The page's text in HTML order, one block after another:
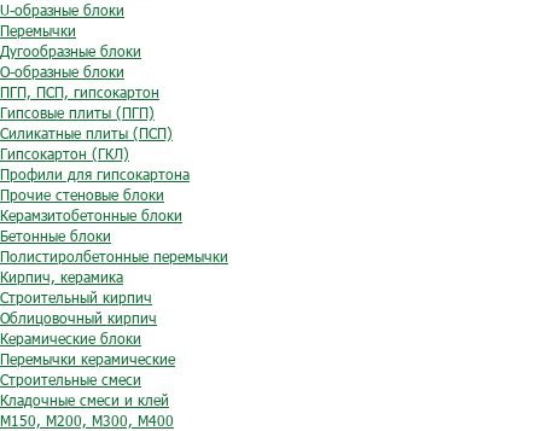
U-образные блоки
Перемычки
Дугообразные блоки
O-образные блоки
ПГП, ПСП, гипсокартон
Гипсовые плиты (ПГП)
Силикатные плиты (ПСП)
Гипсокартон (ГКЛ)
Профили для гипсокартона
Прочие стеновые блоки
Керамзитобетонные блоки
Бетонные блоки
Полистиролбетонные перемычки
Кирпич, керамика
Строительный кирпич
Облицовочный кирпич
Керамические блоки
Перемычки керамические
Строительные смеси
Кладочные смеси и клей
М150, М200, М300, М400